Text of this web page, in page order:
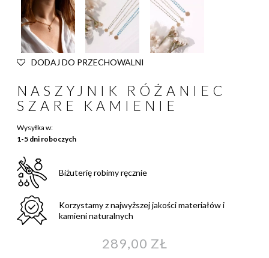
DODAJ DO PRZECHOWALNI
NASZYJNIK RÓŻANIEC
SZARE KAMIENIE
Wysyłka w:
1-5 dni roboczych
Biżuterię robimy ręcznie
Korzystamy z najwyższej jakości materiałów i
kamieni naturalnych
289,00 ZŁ